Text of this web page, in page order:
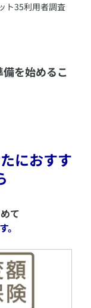
ト35利用者調査
を始めるこ
におすす
て